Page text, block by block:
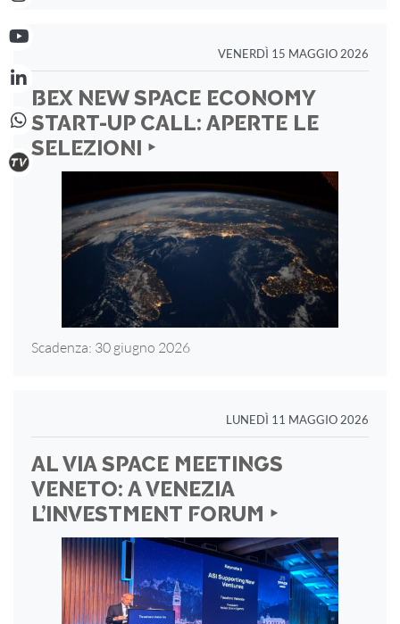
VENERDÌ 15 MAGGIO 2026
BEX NEW SPACE ECONOMY
START-UP CALL: APERTE LE
SELEZIONI ‣
Scadenza: 30 giugno 2026
LUNEDÌ 11 MAGGIO 2026
AL VIA SPACE MEETINGS
VENETO: A VENEZIA
L’INVESTMENT FORUM ‣